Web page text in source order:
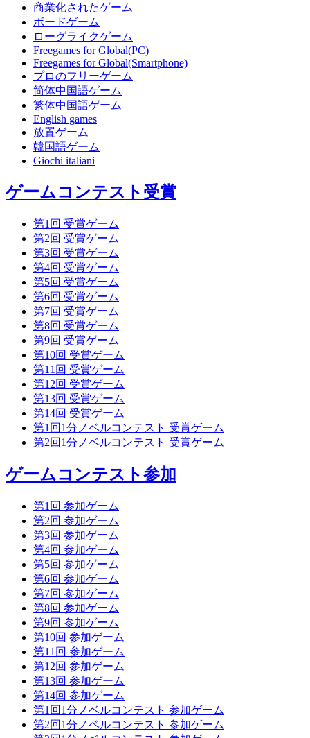
商業化されたゲーム
ボードゲーム
ローグライクゲーム
Freegames for Global(PC)
Freegames for Global(Smartphone)
プロのフリーゲーム
简体中国語ゲーム
繁体中国語ゲーム
English games
放置ゲーム
韓国語ゲーム
Giochi italiani
ゲームコンテスト受賞
第1回 受賞ゲーム
第2回 受賞ゲーム
第3回 受賞ゲーム
第4回 受賞ゲーム
第5回 受賞ゲーム
第6回 受賞ゲーム
第7回 受賞ゲーム
第8回 受賞ゲーム
第9回 受賞ゲーム
第10回 受賞ゲーム
第11回 受賞ゲーム
第12回 受賞ゲーム
第13回 受賞ゲーム
第14回 受賞ゲーム
第1回1分ノベルコンテスト 受賞ゲーム
第2回1分ノベルコンテスト 受賞ゲーム
ゲームコンテスト参加
第1回 参加ゲーム
第2回 参加ゲーム
第3回 参加ゲーム
第4回 参加ゲーム
第5回 参加ゲーム
第6回 参加ゲーム
第7回 参加ゲーム
第8回 参加ゲーム
第9回 参加ゲーム
第10回 参加ゲーム
第11回 参加ゲーム
第12回 参加ゲーム
第13回 参加ゲーム
第14回 参加ゲーム
第1回1分ノベルコンテスト 参加ゲーム
第2回1分ノベルコンテスト 参加ゲーム